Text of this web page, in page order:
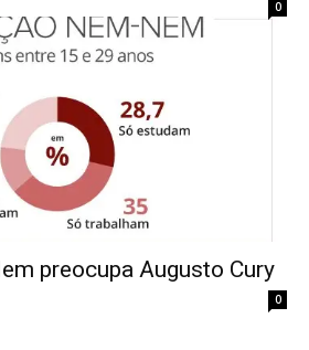
0
preocupa Augusto Cury
0